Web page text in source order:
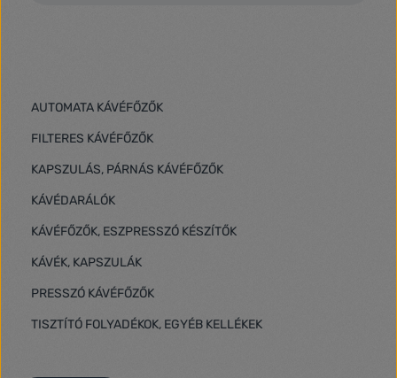
AUTOMATA KÁVÉFŐZŐK
FILTERES KÁVÉFŐZŐK
KAPSZULÁS, PÁRNÁS KÁVÉFŐZŐK
KÁVÉDARÁLÓK
KÁVÉFŐZŐK, ESZPRESSZÓ KÉSZÍTŐK
KÁVÉK, KAPSZULÁK
PRESSZÓ KÁVÉFŐZŐK
TISZTÍTÓ FOLYADÉKOK, EGYÉB KELLÉKEK